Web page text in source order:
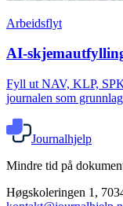
Arbeidsflyt
AI-
Fyll ut NAV, KLP,
journalen som
Journalhjelp
Mindre tid på
Høgskoleringen 1,